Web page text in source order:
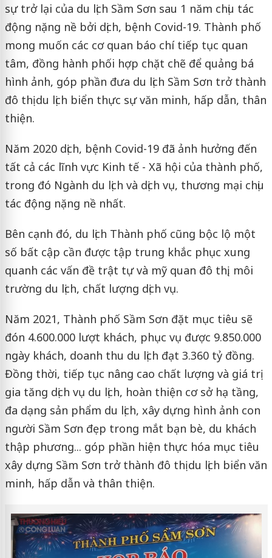
sự trở lại của du lịch Sầm Sơn sau 1 năm chịu tác
động nặng nề bởi dịch, bệnh Covid-19. Thành phố
mong muốn các cơ quan báo chí tiếp tục quan
tâm, đồng hành phối hợp chặt chẽ để quảng bá
hình ảnh, góp phần đưa du lịch Sầm Sơn trở thành
đô thị du lịch biển thực sự văn minh, hấp dẫn, thân
thiện.
Năm 2020 dịch, bệnh Covid-19 đã ảnh hưởng đến
tất cả các lĩnh vực Kinh tế - Xã hội của thành phố,
trong đó Ngành du lịch và dịch vụ, thương mại chịu
tác động nặng nề nhất.
Bên cạnh đó, du lịch Thành phố cũng bộc lộ một
số bất cập cần được tập trung khắc phục xung
quanh các vấn đề trật tự và mỹ quan đô thị, môi
trường du lịch, chất lượng dịch vụ.
Năm 2021, Thành phố Sầm Sơn đặt mục tiêu sẽ
đón 4.600.000 lượt khách, phục vụ được 9.850.000
ngày khách, doanh thu du lịch đạt 3.360 tỷ đồng.
Đồng thời, tiếp tục nâng cao chất lượng và giá trị
gia tăng dịch vụ du lịch, hoàn thiện cơ sở hạ tầng,
đa dạng sản phẩm du lịch, xây dựng hình ảnh con
người Sầm Sơn đẹp trong mắt bạn bè, du khách
thập phương... góp phần hiện thực hóa mục tiêu
xây dựng Sầm Sơn trở thành đô thị du lịch biển văn
minh, hấp dẫn và thân thiện.